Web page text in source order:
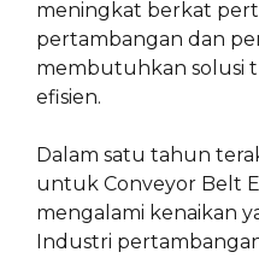
meningkat berkat
pertambangan dan
membutuhkan solusi
efisien.
Dalam satu tahun
untuk Conveyor Belt
mengalami kenaikan
Industri